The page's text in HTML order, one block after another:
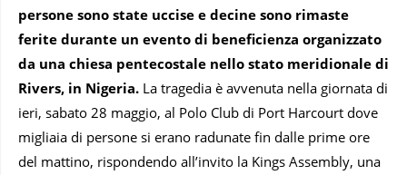
persone sono state uccise e decine sono rimaste
ferite durante un evento di beneficienza organizzato
da una chiesa pentecostale nello stato meridionale di
Rivers, in Nigeria. La tragedia è avvenuta nella giornata di
ieri, sabato 28 maggio, al Polo Club di Port Harcourt dove
migliaia di persone si erano radunate fin dalle prime ore
del mattino, rispondendo all’invito la Kings Assembly, una